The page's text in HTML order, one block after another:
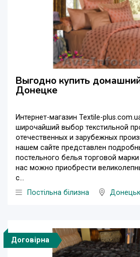
Выгодно купить
Донецке
Интернет-магазин Textile-
широчайший выбор текстильной
отечественных и зарубежных
нашем сайте представлен
постельного белья торговой
нас можно приобрести
с...
Постільна білизна
Донецьк
Договірна